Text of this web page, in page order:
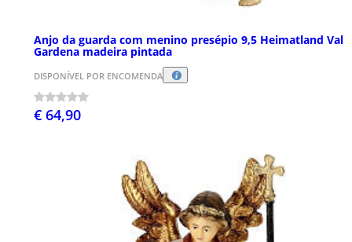
Anjo da guarda com menino presépio 9,5 Heimatland Val
Gardena madeira pintada
DISPONÍVEL POR ENCOMENDA
€ 64,90